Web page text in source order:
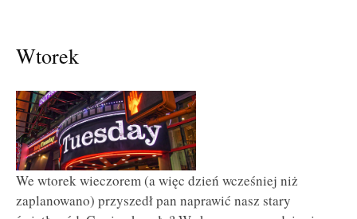
Wtorek
We wtorek wieczorem (a więc dzień wcześniej niż
zaplanowano) przyszedł pan naprawić nasz stary